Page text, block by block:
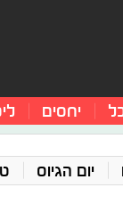
יחסים
יום הגיוס